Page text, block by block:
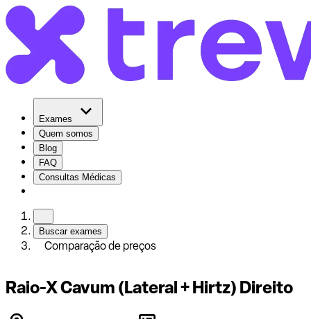
Exames
Quem somos
Blog
FAQ
Consultas Médicas
Buscar exames
Comparação de preços
Raio-X Cavum (Lateral + Hirtz) Direito